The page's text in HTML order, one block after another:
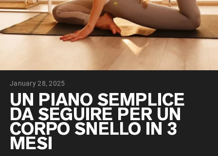
Proteine del Siero di Latte da
Allevamento al Pascolo
Peptidi di collagene
Whey al cioccolato da latte di mucche
alimentate a erba
Whey di erba alimentata alla vaniglia
Siero di latte da bovini alimentati a erba
Shop All Protein Powders
VEGAN PROTEIN Best Seller
Proteina di piselli
January 28, 2025
UN PIANO SEMPLICE
DA SEGUIRE PER UN
CORPO SNELLO IN 3
MESI